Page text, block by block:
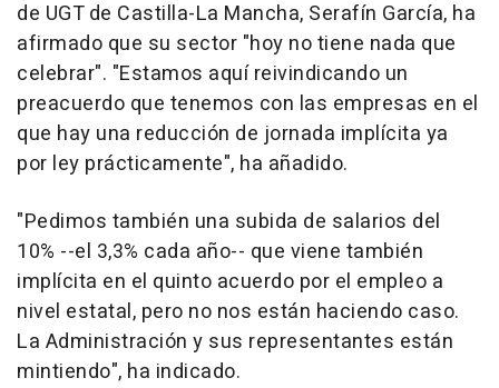
de UGT de Castilla-La Mancha, Serafín García, ha
afirmado que su sector "hoy no tiene nada que
celebrar". "Estamos aquí reivindicando un
preacuerdo que tenemos con las empresas en el
que hay una reducción de jornada implícita ya
por ley prácticamente", ha añadido.
"Pedimos también una subida de salarios del
10% --el 3,3% cada año-- que viene también
implícita en el quinto acuerdo por el empleo a
nivel estatal, pero no nos están haciendo caso.
La Administración y sus representantes están
mintiendo", ha indicado.